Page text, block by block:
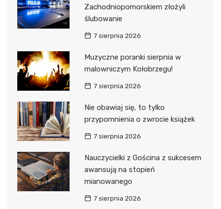
Zachodniopomorskiem złożyli
ślubowanie
7 sierpnia 2026
Muzyczne poranki sierpnia w
malowniczym Kołobrzegu!
7 sierpnia 2026
Nie obawiaj się, to tylko
przypomnienia o zwrocie książek
7 sierpnia 2026
Nauczycielki z Gościna z sukcesem
awansują na stopień
mianowanego
7 sierpnia 2026